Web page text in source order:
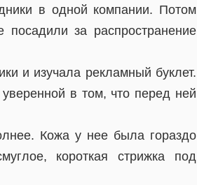
в одной компании. Потом
посадили за распространение
и изучала рекламный буклет.
в том, что перед ней
Кожа у нее была гораздо
короткая стрижка под